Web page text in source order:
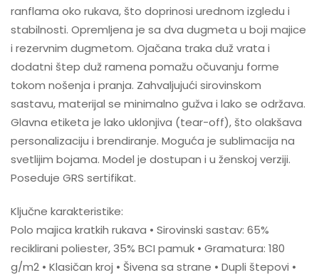
ranflama oko rukava, što doprinosi urednom izgledu i
stabilnosti. Opremljena je sa dva dugmeta u boji majice
i rezervnim dugmetom. Ojačana traka duž vrata i
dodatni štep duž ramena pomažu očuvanju forme
tokom nošenja i pranja. Zahvaljujući sirovinskom
sastavu, materijal se minimalno gužva i lako se održava.
Glavna etiketa je lako uklonjiva (tear-off), što olakšava
personalizaciju i brendiranje. Moguća je sublimacija na
svetlijim bojama. Model je dostupan i u ženskoj verziji.
Poseduje GRS sertifikat.
Ključne karakteristike:
Polo majica kratkih rukava • Sirovinski sastav: 65%
reciklirani poliester, 35% BCI pamuk • Gramatura: 180
g/m2 • Klasičan kroj • Šivena sa strane • Dupli štepovi •